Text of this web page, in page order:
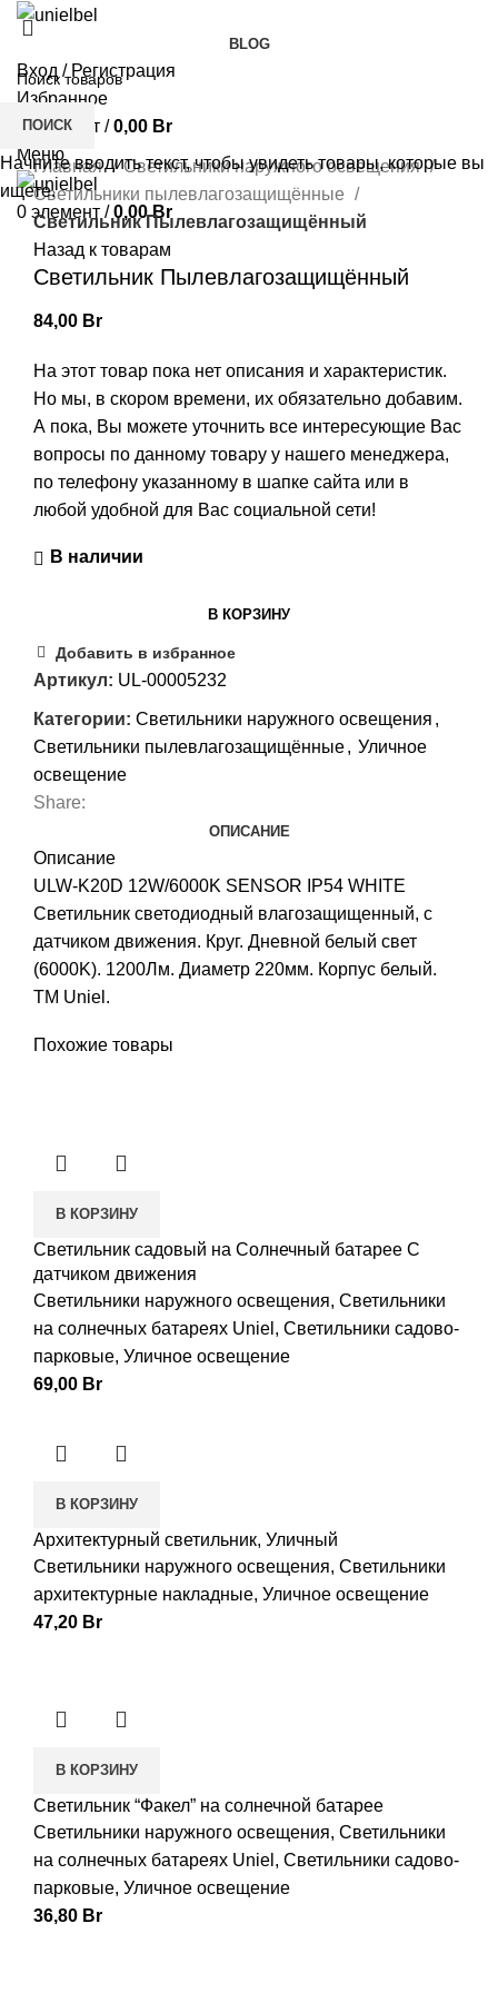
BLOG
Вход / Регистрация
Избранное
0элемент / 0,00 Br
Меню
0 элемент / 0,00Br
Нажмите, чтобы увеличить
Главная
Светильники наружного освещения
Светильники пылевлагозащищённые
Светильник Пылевлагозащищённый
Назад к товарам
Светильник Пылевлагозащищённый
84,00 Br
На этот товар пока нет описания и характеристик.
Но мы, в скором времени, их обязательно добавим.
А пока, Вы можете уточнить все интересующие Вас
вопросы по данному товару у нашего менеджера,
по телефону указанному в шапке сайта или в
любой удобной для Вас социальной сети!
В наличии
В КОРЗИНУ
Добавить в избранное
Артикул: UL-00005232
Категории: Светильники наружного освещения ,
Светильники пылевлагозащищённые, Уличное
освещение
Share:
ОПИСАНИЕ
Описание
ULW-K20D 12W/6000K SENSOR IP54 WHITE
Светильник светодиодный влагозащищенный, с
датчиком движения. Круг. Дневной белый свет
(6000K). 1200Лм. Диаметр 220мм. Корпус белый.
ТМ Uniel.
Похожие товары
В КОРЗИНУ
Светильник садовый на Солнечный батарее С
датчиком движения
Светильники наружного освещения, Светильники
на солнечных батареях Uniel , Светильники садово-
парковые, Уличное освещение
69,00 Br
В КОРЗИНУ
Архитектурный светильник, Уличный
Светильники наружного освещения, Светильники
архитектурные накладные, Уличное освещение
47,20 Br
В КОРЗИНУ
Светильник “Факел” на солнечной батарее
Светильники наружного освещения, Светильники
на солнечных батареях Uniel , Светильники садово-
парковые, Уличное освещение
36,80 Br
ПОИСК
Начните вводить текст, чтобы увидеть товары, которые вы
ищете.